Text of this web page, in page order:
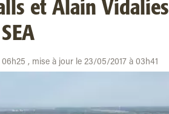
et Alain
, mise à jour le 23/05/2017 à 03h41